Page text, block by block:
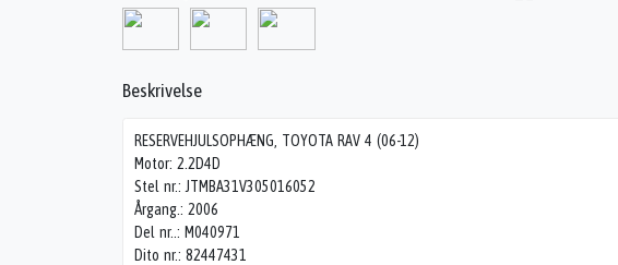
Beskrivelse
RESERVEHJULSOPHÆNG, TOYOTA RAV 4 (06-12)
Motor: 2.2D4D
Stel nr.: JTMBA31V305016052
Årgang.: 2006
Del nr..: M040971
Dito nr.: 82447431